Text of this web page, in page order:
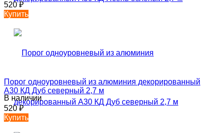
520₽
Купить
Порог одноуровневый из алюминия декорированный
А30 КД Дуб северный 2,7 м
В наличии
520₽
Купить